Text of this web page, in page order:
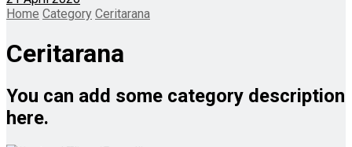
Home Category Ceritarana
Ceritarana
You can add some category description
here.